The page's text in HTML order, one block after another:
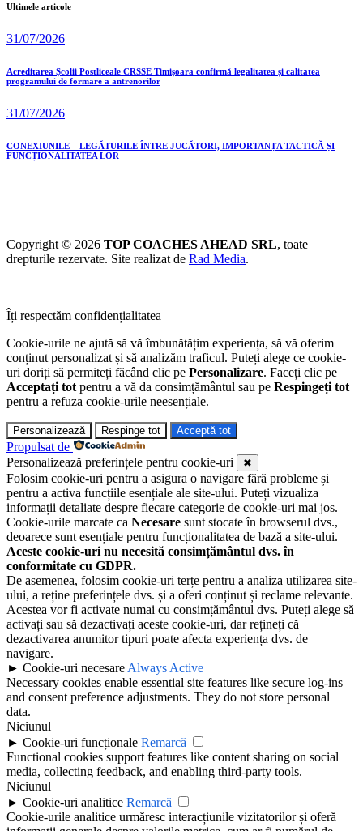
Ultimele articole
31/07/2026
Acreditarea Școlii Postliceale CRSSE Timișoara confirmă legalitatea și calitatea
programului de formare a antrenorilor
31/07/2026
CONEXIUNILE – LEGĂTURILE ÎNTRE JUCĂTORI, IMPORTANȚA TACTICĂ ȘI
FUNCȚIONALITATEA LOR
Copyright © 2026 TOP COACHES AHEAD SRL, toate
drepturile rezervate. Site realizat de Rad Media.
Îți respectăm confidențialitatea
Cookie-urile ne ajută să vă îmbunătățim experiența, să vă oferim
conținut personalizat și să analizăm traficul. Puteți alege ce cookie-
uri doriți să permiteți făcând clic pe Personalizare. Faceți clic pe
Acceptați tot pentru a vă da consimțământul sau pe Respingeți tot
pentru a refuza cookie-urile neesențiale.
Personalizează Respinge tot Acceptă tot
Propulsat de
Personalizează preferințele pentru cookie-uri
✖
Folosim cookie-uri pentru a asigura o navigare fără probleme și
pentru a activa funcțiile esențiale ale site-ului. Puteți vizualiza
informații detaliate despre fiecare categorie de cookie-uri mai jos.
Cookie-urile marcate ca Necesare sunt stocate în browserul dvs.,
deoarece sunt esențiale pentru funcționalitatea de bază a site-ului.
Aceste cookie-uri nu necesită consimțământul dvs. în
conformitate cu GDPR.
De asemenea, folosim cookie-uri terțe pentru a analiza utilizarea site-
ului, a reține preferințele dvs. și a oferi conținut și reclame relevante.
Acestea vor fi activate numai cu consimțământul dvs. Puteți alege să
activați sau să dezactivați aceste cookie-uri, dar rețineți că
dezactivarea anumitor tipuri poate afecta experiența dvs. de
navigare.
► Cookie-uri necesare Always Active
Necessary cookies enable essential site features like secure log-ins
and consent preference adjustments. They do not store personal
data.
Niciunul
► Cookie-uri funcționale Remarcă
Functional cookies support features like content sharing on social
media, collecting feedback, and enabling third-party tools.
Niciunul
► Cookie-uri analitice Remarcă
Cookie-urile analitice urmăresc interacțiunile vizitatorilor și oferă